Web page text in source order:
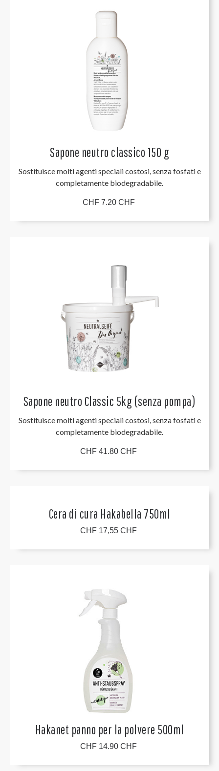
Sapone neutro classico 150 g
Sostituisce molti agenti speciali costosi, senza fosfati e
completamente biodegradabile.
CHF 7.20 CHF
Sapone neutro Classic 5kg (senza pompa)
Sostituisce molti agenti speciali costosi, senza fosfati e
completamente biodegradabile.
CHF 41.80 CHF
Cera di cura Hakabella 750ml
CHF 17,55 CHF
Hakanet panno per la polvere 500ml
CHF 14.90 CHF